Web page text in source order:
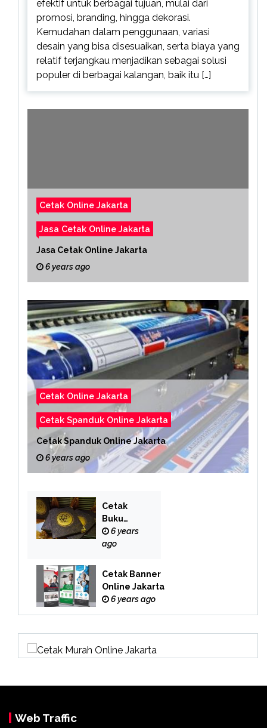
efektif untuk berbagai tujuan, mulai dari
promosi, branding, hingga dekorasi.
Kemudahan dalam penggunaan, variasi
desain yang bisa disesuaikan, serta biaya yang
relatif terjangkau menjadikan sebagai solusi
populer di berbagai kalangan, baik itu […]
Cetak Online Jakarta
Jasa Cetak Online Jakarta
Jasa Cetak Online Jakarta
6 years ago
Cetak Online Jakarta
Cetak Spanduk Online Jakarta
Cetak Spanduk Online Jakarta
6 years ago
Cetak
Buku
Yasin
Online
6 years
ago
Cetak Banner
Online Jakarta
6 years ago
Web Traffic